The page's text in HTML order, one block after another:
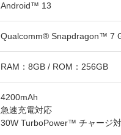
Android™ 13
Qualcomm® Snapdragon™ 7
RAM：8GB / ROM：256GB
4200mAh
急速充電対応
30W TurboPower™ チャージ